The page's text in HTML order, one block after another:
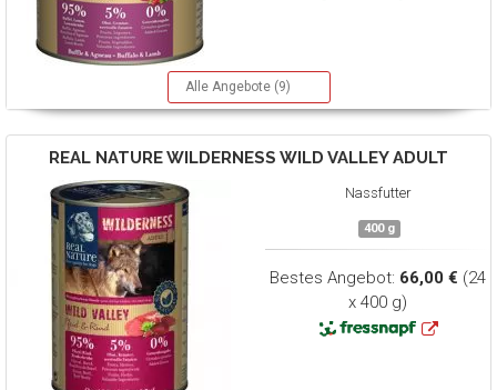
Alle Angebote (9)
REAL NATUREWILDERNESS WILD VALLEY ADULT
Nassfutter
400 g
Bestes Angebot: 66,00 € (24
x 400 g)